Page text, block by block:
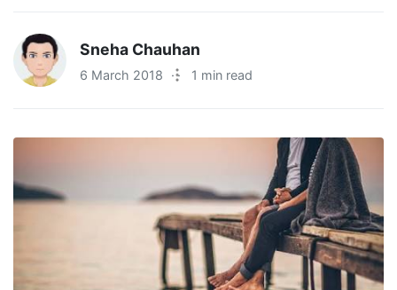
Sneha Chauhan
6 March 2018 · 1 min read